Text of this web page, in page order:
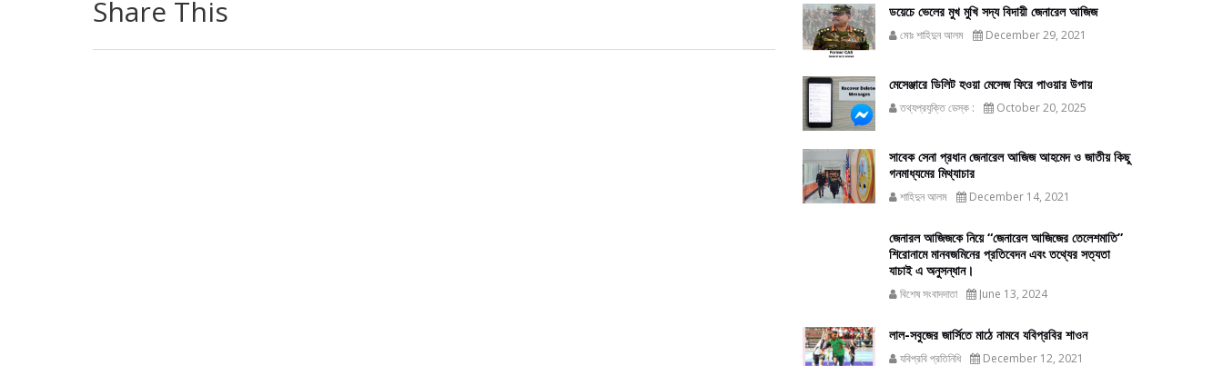
Share This ডয়েচে ভেলের মুখ মুখি সদ্য বিদায়ী জেনারেল আজিজ
মোঃ শাহিদুন আলম December 29, 2021
মেসেঞ্জারে ডিলিট হওয়া মেসেজ ফিরে পাওয়ার উপায়
তথ্যপ্রযুক্তি ডেস্ক : October 20, 2025
সাবেক সেনা প্রধান জেনারেল আজিজ আহমেদ ও জাতীয় কিছু
গনমাধ্যমের মিথ্যাচার
শাহিদুন আলম December 14, 2021
জেনারল আজিজকে নিয়ে “জেনারেল আজিজের তেলেশমাতি”
শিরোনামে মানবজমিনের প্রতিবেদন এবং তথ্যের সত্যতা
যাচাই এ অনুসন্ধান।
বিশেষ সংবাদদাতা June 13, 2024
লাল-সবুজের জার্সিতে মাঠে নামবে যবিপ্রবির শাওন
যবিপ্রবি প্রতিনিধি December 12, 2021